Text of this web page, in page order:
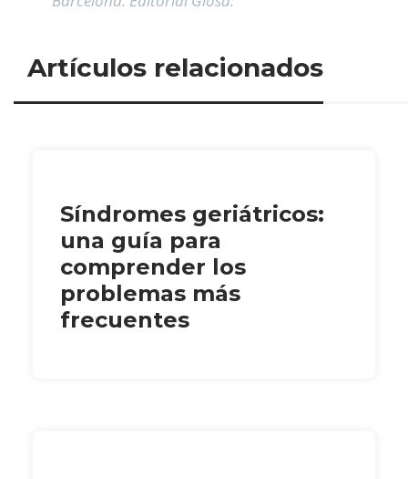
Artículos relacionados
Síndromes geriátricos:
una guía para
comprender los
problemas más
frecuentes